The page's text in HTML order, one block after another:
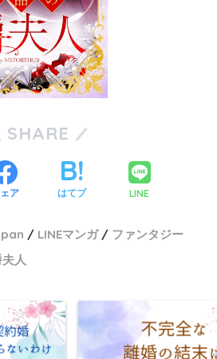
SHARE
ア はてブ LINE
LINEマンガ
ファンタジー
人